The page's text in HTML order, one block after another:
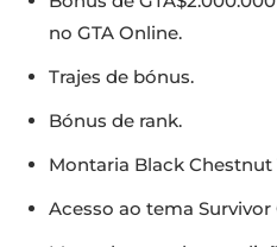
no GTA Online.
Trajes de bónus.
Bónus de rank.
Montaria Black
Acesso ao tema Survivor